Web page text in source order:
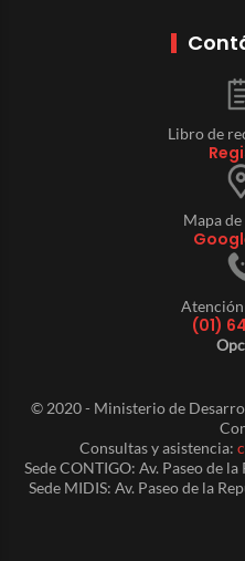
Libro de
Mapa
(01)
© 2020 - Ministerio de
Consultas y asistencia:
Sede CONTIGO: Av. Paseo de
Sede MIDIS: Av. Paseo de la